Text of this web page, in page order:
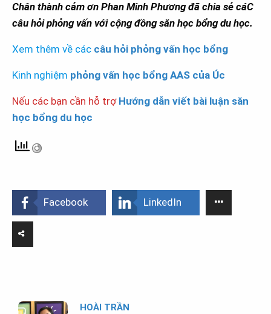
Chân thành cảm ơn Phan Minh Phương đã chia sẻ cáC
câu hỏi phỏng vấn với cộng đồng săn học bổng du học.
Xem thêm về các câu hỏi phỏng vấn học bổng
Kinh nghiệm phỏng vấn học bổng AAS của Úc
Nếu các bạn cần hỗ trợ Hướng dẫn viết bài luận săn
học bổng du học
Facebook LinkedIn
HOÀI TRẦN